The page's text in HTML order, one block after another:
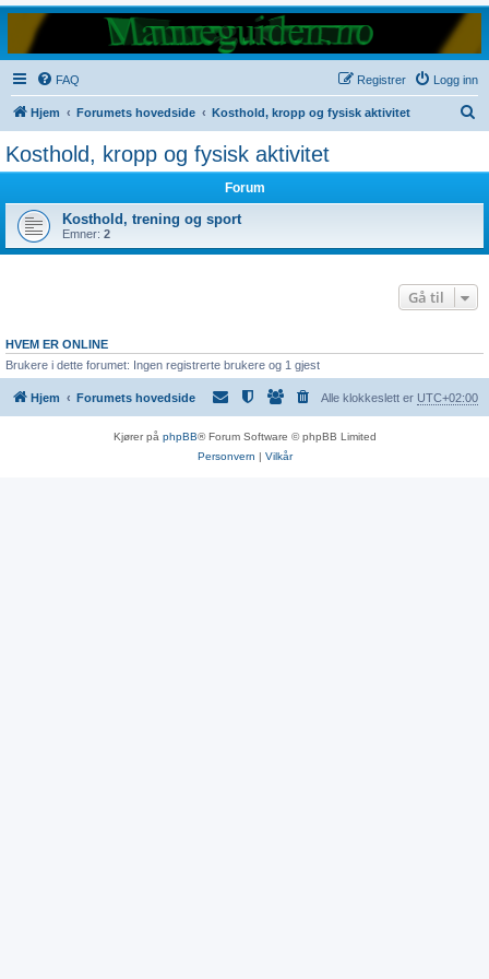
FAQ Logg inn
Registrer
Hjem Forumets hovedside Kosthold, kropp og fysisk aktivitet
Kosthold, kropp og fysisk aktivitet
Forum
Kosthold, trening og sport
Emner: 2
Gå til
HVEM ER ONLINE
Brukere i dette forumet: Ingen registrerte brukere og 1 gjest
Hjem Forumets hovedside Alle klokkeslett er UTC+02:00
Kjører på phpBB® Forum Software © phpBB Limited
Personvern | Vilkår